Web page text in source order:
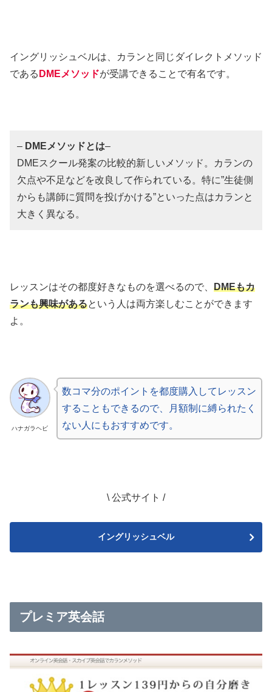
イングリッシュベルは、カランと同じダイレクトメソッド
である DMEメソッドが受講できることで有名です。
– DMEメソッドとは–
DMEスクール発案の比較的新しいメソッド。カランの
欠点や不足などを改良して作られている。特に”生徒側
からも講師に質問を投げかける”といった点はカランと
大きく異なる。
レッスンはその都度好きなものを選べるので、 DMEもカ
ランも興味があるという人は両方楽しむことができます
よ。
ハナガラヘビ
数コマ分のポイントを都度購入してレッスン
することもできるので、月額制に縛られたく
ない人にもおすすめです。
\ 公式サイト /
イングリッシュベル
プレミア英会話